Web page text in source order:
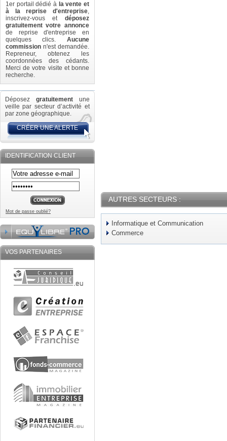
1er portail dédié à la vente et
à la reprise d'entreprise,
inscrivez-vous et déposez
gratuitement votre annonce
de reprise d'entreprise en
quelques clics. Aucune
commission n'est demandée.
Repreneur, obtenez les
coordonnées des cédants.
Merci de votre visite et bonne
recherche.
Déposez gratuitement une
veille par secteur d’activité et
par zone géographique.
CRÉER UNE ALERTE
IDENTIFICATION CLIENT
Mot de passe oublié?
VOS PARTENAIRES
AUTRES SECTEURS :
Informatique et Communication
Commerce